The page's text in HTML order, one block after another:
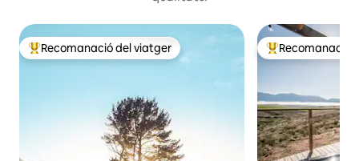
Principals recomanacions dels viatgers
Recomanació del viatger Principals
Recomanació